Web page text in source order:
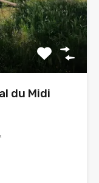
du Midi